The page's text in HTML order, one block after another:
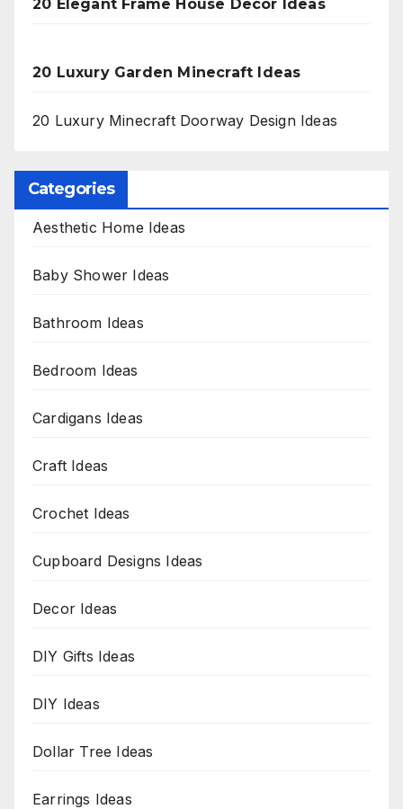
20 Elegant Frame House Decor Ideas
20 Luxury Garden Minecraft Ideas
20 Luxury Minecraft Doorway Design Ideas
Categories
Aesthetic Home Ideas
Baby Shower Ideas
Bathroom Ideas
Bedroom Ideas
Cardigans Ideas
Craft Ideas
Crochet Ideas
Cupboard Designs Ideas
Decor Ideas
DIY Gifts Ideas
DIY Ideas
Dollar Tree Ideas
Earrings Ideas